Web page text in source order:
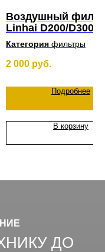
Воздушный
Linhai D200/D300/
Категория фильтры
2 000 руб.
Подробнее
В корзину
ДО